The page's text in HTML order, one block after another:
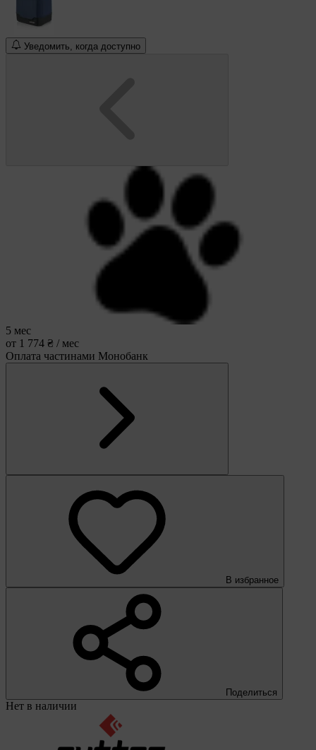
Уведомить, когда доступно
5 мес
от 1 774 ₴ / мес
Оплата частинами Монобанк
В избранное
Поделиться
Нет в наличии